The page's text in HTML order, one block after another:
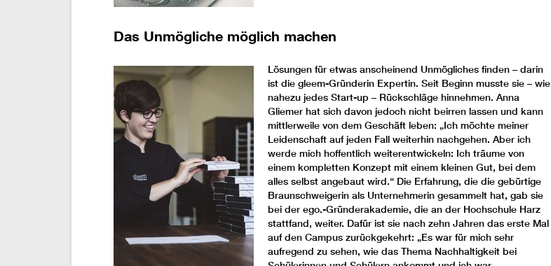
Das Unmögliche möglich machen
Lösungen für etwas anscheinend Unmögliches finden – darin
ist die gleem-Gründerin Expertin. Seit Beginn musste sie – wie
nahezu jedes Start-up – Rückschläge hinnehmen. Anna
Gliemer hat sich davon jedoch nicht beirren lassen und kann
mittlerweile von dem Geschäft leben: „Ich möchte meiner
Leidenschaft auf jeden Fall weiterhin nachgehen. Aber ich
werde mich hoffentlich weiterentwickeln: Ich träume von
einem kompletten Konzept mit einem kleinen Gut, bei dem
alles selbst angebaut wird.“ Die Erfahrung, die die gebürtige
Braunschweigerin als Unternehmerin gesammelt hat, gab sie
bei der ego.-Gründerakademie, die an der Hochschule Harz
stattfand, weiter. Dafür ist sie nach zehn Jahren das erste Mal
auf den Campus zurückgekehrt: „Es war für mich sehr
aufregend zu sehen, wie das Thema Nachhaltigkeit bei